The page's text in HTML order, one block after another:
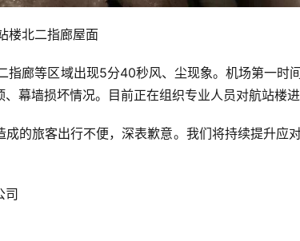
楼北二指廊屋面
指廊等区域出现5分40秒风、尘现象。机场第一
幕墙损坏情况。目前正在组织专业人员对航站楼进
成的旅客出行不便，深表歉意。我们将持续提升
司